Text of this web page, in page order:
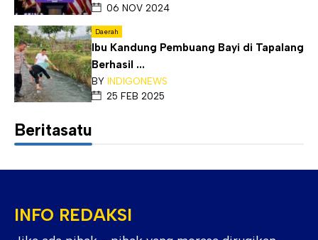
06 NOV 2024
Daerah
Ibu Kandung Pembuang Bayi di Tapalang
Berhasil ...
BY INDIGONEWS
25 FEB 2025
Beritasatu
INFO REDAKSI